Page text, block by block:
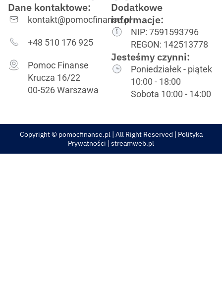
Dane kontaktowe:
kontakt@pomocfinanse.pl
+48 510 176 925
Pomoc Finanse
Krucza 16/22
00-526 Warszawa
Dodatkowe
informacje:
NIP: 7591593796
REGON: 142513778
Jesteśmy czynni:
Poniedziałek - piątek
10:00 - 18:00
Sobota 10:00 - 14:00
Copyright © pomocfinanse.pl | All Right Reserved | Polityka
Prywatności | streamweb.pl